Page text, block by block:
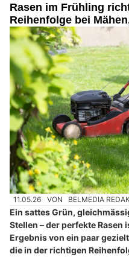
Rasen im Frühling
Reihenfolge bei
11.05.26 VON BELMEDIA
Ein sattes Grün,
Stellen – der perfekte
Ergebnis von ein paar
die in der richtigen